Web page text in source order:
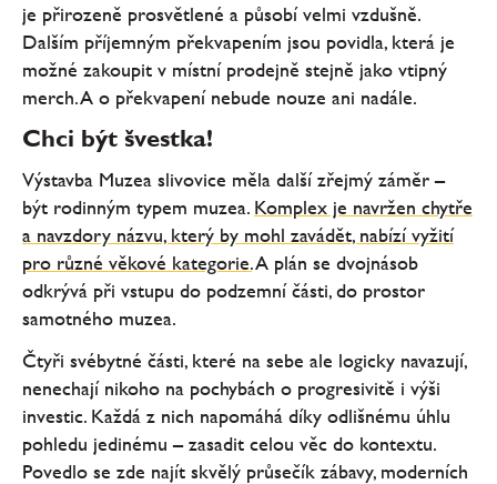
je přirozeně prosvětlené a působí velmi vzdušně.
Dalším příjemným překvapením jsou povidla, která je
možné zakoupit v místní prodejně stejně jako vtipný
merch. A o překvapení nebude nouze ani nadále.
Chci být švestka!
Výstavba Muzea slivovice měla další zřejmý záměr –
být rodinným typem muzea. Komplex je navržen chytře
a navzdory názvu, který by mohl zavádět, nabízí vyžití
pro různé věkové kategorie.A plán se dvojnásob
odkrývá při vstupu do podzemní části, do prostor
samotného muzea.
Čtyři svébytné části, které na sebe ale logicky navazují,
nenechají nikoho na pochybách o progresivitě i výši
investic. Každá z nich napomáhá díky odlišnému úhlu
pohledu jedinému – zasadit celou věc do kontextu.
Povedlo se zde najít skvělý průsečík zábavy, moderních